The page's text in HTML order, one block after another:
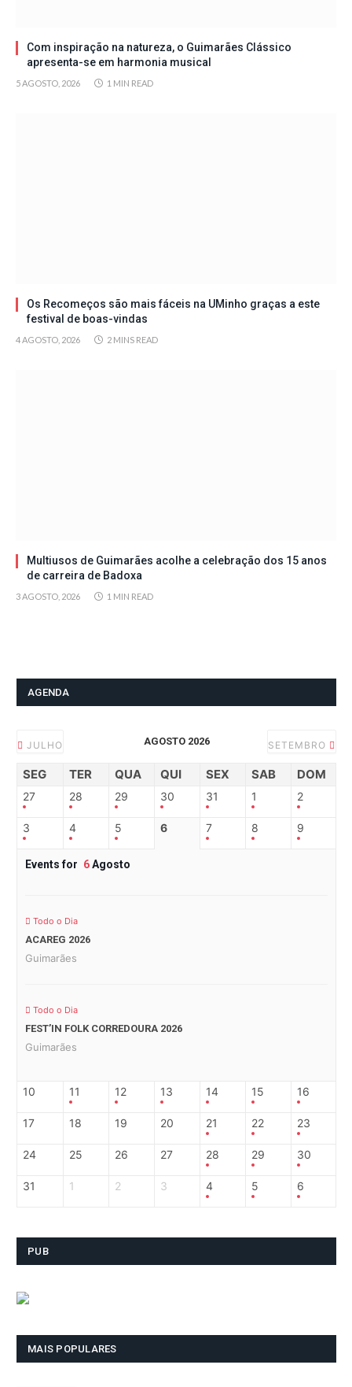
Com inspiração na natureza, o Guimarães Clássico
apresenta-se em harmonia musical
5 AGOSTO, 2026 1 MIN READ
Os Recomeços são mais fáceis na UMinho graças a este
festival de boas-vindas
4 AGOSTO, 2026 2 MINS READ
Multiusos de Guimarães acolhe a celebração dos 15 anos
de carreira de Badoxa
3 AGOSTO, 2026 1 MIN READ
AGENDA
JULHO AGOSTO 2026 SETEMBRO
SEG TER QUA QUI SEX SAB DOM
27 28 29 30 31 1 2
3 4 5 6 7 8 9
Events for 6Agosto
Todo o Dia
ACAREG 2026
Guimarães
Todo o Dia
FEST’IN FOLK CORREDOURA 2026
Guimarães
10 11 12 13 14 15 16
17 18 19 20 21 22 23
24 25 26 27 28 29 30
31 1 2 3 4 5 6
PUB
MAIS POPULARES